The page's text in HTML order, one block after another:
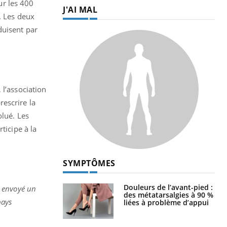
les 400
deux
par
la
Les
à la
envoyé un
J'AI MAL
SYMPTÔMES
Douleurs de l’avant-pied :
des métatarsalgies à 90 %
liées à problème d’appui